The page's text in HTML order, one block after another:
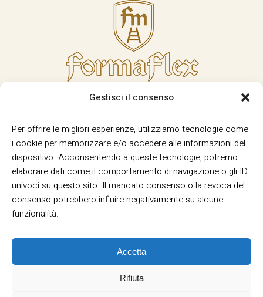
Gestisci il consenso
Per offrire le migliori esperienze, utilizziamo tecnologie come
i cookie per memorizzare e/o accedere alle informazioni del
dispositivo. Acconsentendo a queste tecnologie, potremo
elaborare dati come il comportamento di navigazione o gli ID
univoci su questo sito. Il mancato consenso o la revoca del
consenso potrebbero influire negativamente su alcune
funzionalità.
Accetta
Rifiuta
Privacy